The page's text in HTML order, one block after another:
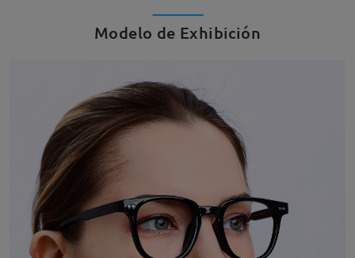
Modelo de Exhibición